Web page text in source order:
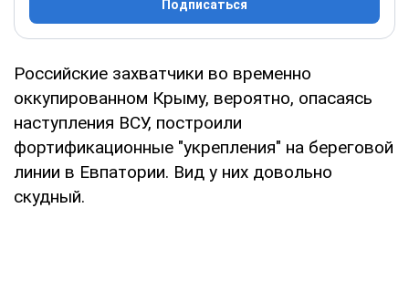
Подписаться
Российские захватчики во временно
оккупированном Крыму, вероятно, опасаясь
наступления ВСУ, построили
фортификационные "укрепления" на береговой
линии в Евпатории. Вид у них довольно
скудный.